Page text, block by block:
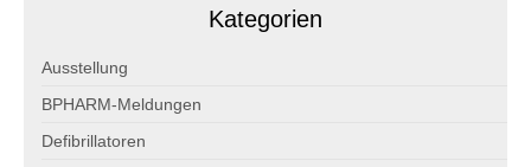
BFARM: Sicherheitswarnungen
Projekte
Projekte für Gemeinden
Kategorien
Ausstellung
BPHARM-Meldungen
Defibrillatoren